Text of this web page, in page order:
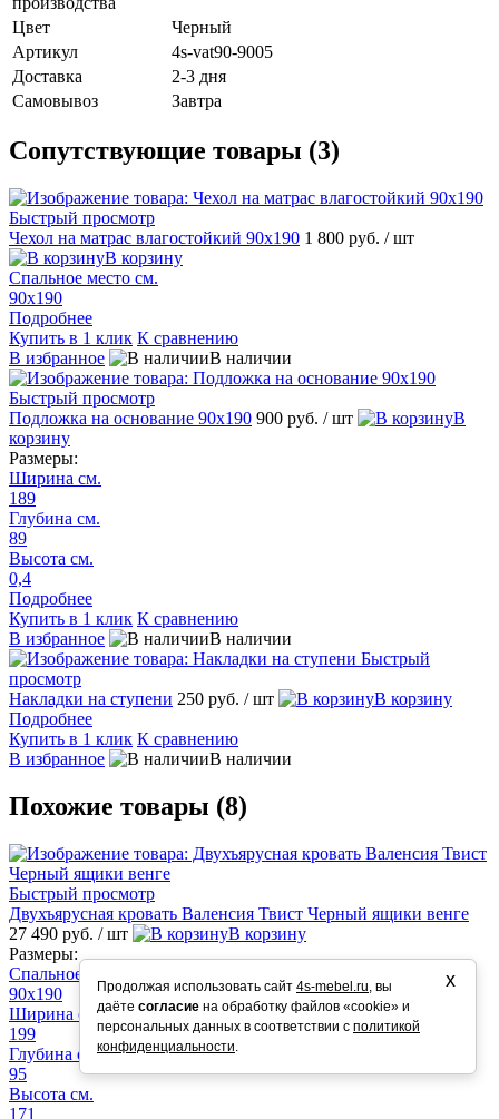
Цвет
Черный
Артикул
4s-vat90-9005
Доставка
2-3 дня
Самовывоз
Завтра
Сопутствующие товары (3)
Быстрый просмотр
Чехол на матрас влагостойкий 90х190 1 800 руб. / шт
В корзину
Спальное место см.
90х190
Подробнее
Купить в 1 клик К сравнению
В избранное
В наличии
Быстрый просмотр
Подложка на основание 90х190 900 руб. / шт
В
корзину
Размеры:
Ширина см.
189
Глубина см.
89
Высота см.
0,4
Подробнее
Купить в 1 клик К сравнению
В избранное
В наличии
Быстрый
просмотр
Накладки на ступени 250 руб. / шт
В корзину
Подробнее
Купить в 1 клик К сравнению
В избранное
В наличии
Похожие товары (8)
Быстрый просмотр
Двухъярусная кровать Валенсия Твист Черный ящики венге
27 490 руб. / шт
В корзину
Размеры:
Спальное место см.
90х190
Ширина см.
199
Глубина см.
95
Высота см.
171
Продолжая использовать сайт 4s-mebel.ru, вы
даёте согласие на обработку файлов «cookie» и
персональных данных в соответствии с политикой
конфиденциальности.
х